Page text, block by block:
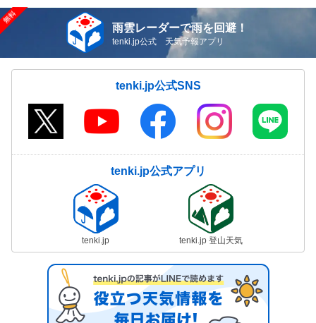
雨雲レーダーで雨を回避！
tenki.jp公式 天気予報アプリ
tenki.jp公式SNS
tenki.jp公式アプリ
tenki.jp tenki.jp 登山天気